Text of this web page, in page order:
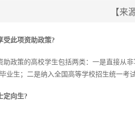
【
受此项资助政策?
助政策的高校学生包括两类：一是直接从
业生；二是纳入全国高等学校招生统一考
定向生?